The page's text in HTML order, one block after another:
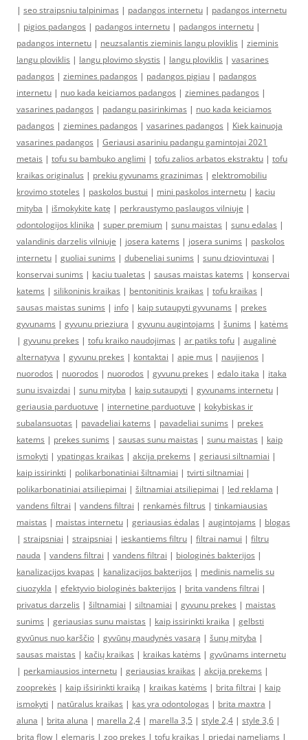
| seo straipsniu talpinimas | padangos internetu | padangos internetu
| pigios padangos | padangos internetu | padangos internetu |
padangos internetu | neuzsalantis zieminis langu ploviklis | zieminis
langu ploviklis | langu plovimo skystis | langu ploviklis | vasarines
padangos | ziemines padangos | padangos pigiau | padangos
internetu | nuo kada keiciamos padangos | ziemines padangos |
vasarines padangos | padangu pasirinkimas | nuo kada keiciamos
padangos | ziemines padangos | vasarines padangos | Kiek kainuoja
vasarines padangos | Geriausi asariniu padangu gamintojai 2021
metais | tofu su bambuko anglimi | tofu zalios arbatos ekstraktu | tofu
kraikas originalus | prekiu gyvunams grazinimas | elektromobiliu
krovimo stoteles | paskolos bustui | mini paskolos internetu | kaciu
mityba | išmokykite katę | perkraustymo paslaugos vilniuje |
odontologijos klinika | super premium | sunu maistas | sunu edalas |
valandinis darzelis vilniuje | josera katems | josera sunims | paskolos
internetu | guoliai sunims | dubeneliai sunims | sunu dziovintuvai |
konservai sunims | kaciu tualetas | sausas maistas katems | konservai
katems | silikoninis kraikas | bentonitinis kraikas | tofu kraikas |
sausas maistas sunims | info | kaip sutaupyti gyvunams | prekes
gyvunams | gyvunu prieziura | gyvunu augintojams | šunims | katėms
| gyvunu prekes | tofu kraiko naudojimas | ar patiks tofu | augalinė
alternatyva | gyvunu prekes | kontaktai | apie mus | naujienos |
nuorodos | nuorodos | nuorodos | gyvunu prekes | edalo itaka | itaka
sunu isvaizdai | sunu mityba | kaip sutaupyti | gyvunams internetu |
geriausia parduotuve | internetine parduotuve | kokybiskas ir
subalansuotas | pavadeliai katems | pavadeliai sunims | prekes
katems | prekes sunims | sausas sunu maistas | sunu maistas | kaip
ismokyti | ypatingas kraikas | akcija prekems | geriausi siltnamiai |
kaip issirinkti | polikarbonatiniai šiltnamiai | tvirti siltnamiai |
polikarbonatiniai atsiliepimai | šiltnamiai atsiliepimai | led reklama |
vandens filtrai | vandens filtrai | renkamės filtrus | tinkamiausias
maistas | maistas internetu | geriausias ėdalas | augintojams | blogas
| straipsniai | straipsniai | ieskantiems filtru | filtrai namui | filtru
nauda | vandens filtrai | vandens filtrai | biologinės bakterijos |
kanalizacijos kvapas | kanalizacijos bakterijos | medinis namelis su
ciuozykla | efektyvio biologinės bakterijos | brita vandens filtrai |
privatus darzelis | šiltnamiai | siltnamiai | gyvunu prekes | maistas
sunims | geriausias sunu maistas | kaip issirinkti kraika | gelbsti
gyvūnus nuo karščio | gyvūnų maudynės vasarą | šunų mityba |
sausas maistas | kačių kraikas | kraikas katėms | gyvūnams internetu
| perkamiausios internetu | geriausias kraikas | akcija prekems |
zooprekės | kaip išsirinkti kraiką | kraikas katėms | brita filtrai | kaip
ismokyti | natūralus kraikas | kas yra odontologas | brita maxtra |
aluna | brita aluna | marella 2,4 | marella 3,5 | style 2,4 | style 3,6 |
brita flow | elemaris | zoo prekes | tofu kraikas | priedai nameliams |